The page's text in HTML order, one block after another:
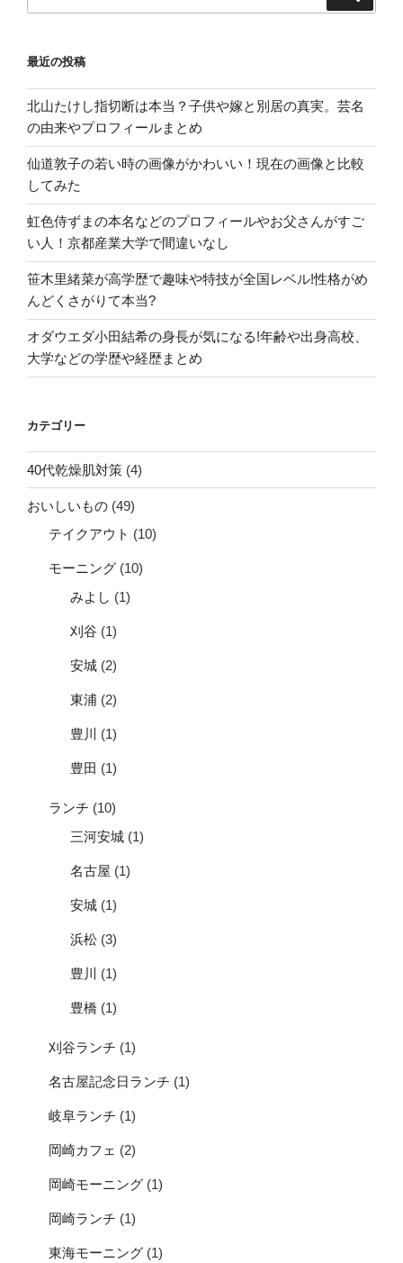
べ
て
み
た!”
最近の投稿
北山たけし指切断は本当？子供や嫁と別居の真実。芸名
の由来やプロフィールまとめ
仙道敦子の若い時の画像がかわいい！現在の画像と比較
してみた
虹色侍ずまの本名などのプロフィールやお父さんがすご
い人！京都産業大学で間違いなし
笹木里緒菜が高学歴で趣味や特技が全国レベル!性格がめ
んどくさがりて本当?
オダウエダ小田結希の身長が気になる!年齢や出身高校、
大学などの学歴や経歴まとめ
カテゴリー
40代乾燥肌対策 (4)
おいしいもの (49)
テイクアウト (10)
モーニング (10)
みよし (1)
刈谷 (1)
安城 (2)
東浦 (2)
豊川 (1)
豊田 (1)
ランチ (10)
三河安城 (1)
名古屋 (1)
安城 (1)
浜松 (3)
豊川 (1)
豊橋 (1)
刈谷ランチ (1)
名古屋記念日ランチ (1)
岐阜ランチ (1)
岡崎カフェ (2)
岡崎モーニング (1)
岡崎ランチ (1)
東海モーニング (1)